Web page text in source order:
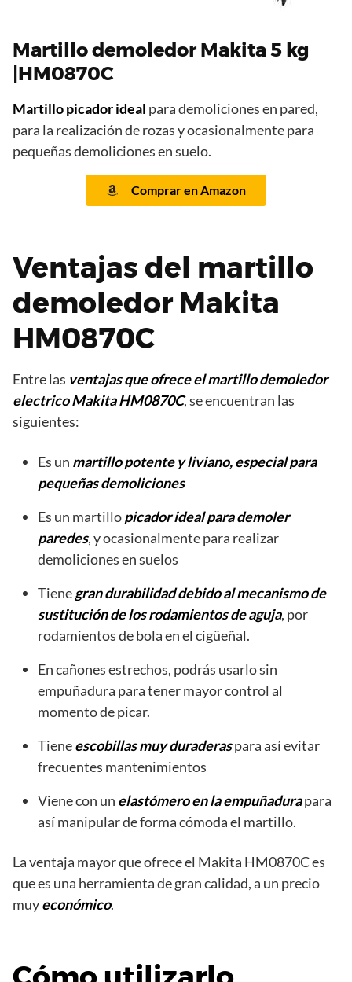
Martillo demoledor Makita 5 kg
|HM0870C
Martillo picadorideal para demoliciones en pared,
para la realización de rozas y ocasionalmente para
pequeñas demoliciones en suelo.
Comprar en Amazon
Ventajas del martillo
demoledor Makita
HM0870C
Entre las ventajas que ofrece el martillo demoledor
electrico Makita HM0870C, se encuentran las
siguientes:
Es un martillo potente y liviano, especial para
pequeñas demoliciones
Es un martillopicador ideal para demoler
paredes, y ocasionalmente para realizar
demoliciones en suelos
Tienegran durabilidad debido al mecanismo de
sustitución de los rodamientos de aguja, por
rodamientos de bola en el cigüeñal.
En cañones estrechos, podrás usarlo sin
empuñadura para tener mayor control al
momento de picar.
Tieneescobillas muy duraderaspara así evitar
frecuentes mantenimientos
Viene con un elastómero en la empuñadurapara
así manipular de forma cómoda el martillo.
La ventaja mayor que ofrece el Makita HM0870C es
que es una herramienta de gran calidad, a un precio
muyeconómico.